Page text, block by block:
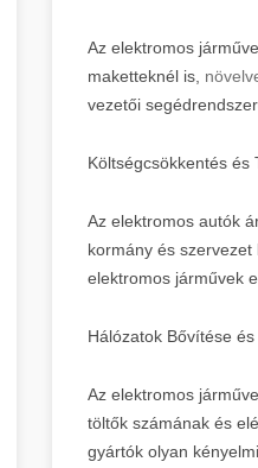
Az elektromos
maketteknél is,
vezetői
Költségcsökkentés és
Az elektromos autók
kormány és
elektromos járművek
Hálózatok Bővítése
Az elektromos
töltők számának és
gyártók olyan